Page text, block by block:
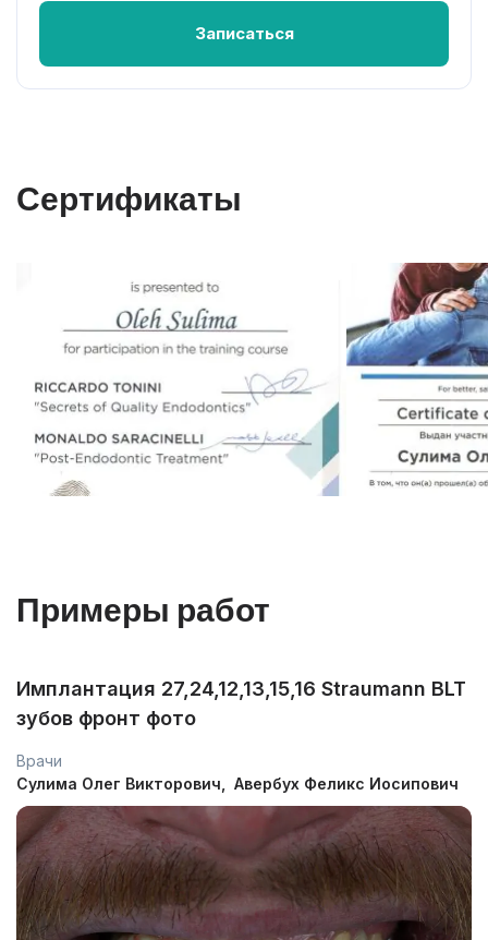
Записаться
Сертификаты
Примеры работ
Имплантация 27,24,12,13,15,16 Straumann BLT
зубов фронт фото
Врачи
Сулима Олег Викторович
Авербух Феликс Иосипович